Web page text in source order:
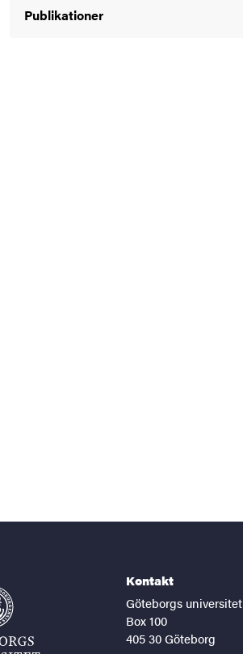
värderingar
och traditioner
Publikationer
Kontakt
Göteborgs universitet
Box 100
405 30 Göteborg